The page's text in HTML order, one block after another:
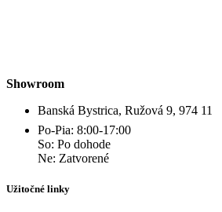
Showroom
Banská Bystrica, Ružová 9, 974 11
Po-Pia: 8:00-17:00
So: Po dohode
Ne: Zatvorené
Užitočné linky